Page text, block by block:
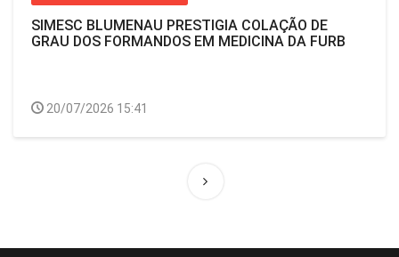
SIMESC BLUMENAU PRESTIGIA COLAÇÃO DE
GRAU DOS FORMANDOS EM MEDICINA DA FURB
20/07/2026 15:41